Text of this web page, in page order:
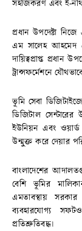
সহজিকরণ এবং ই-নথি
প্রধান উপদেষ্টা
এম সালেহ আহমেদ
দায়িত্বপ্রাপ্ত
ট্রান্সফর্মেশনে
ভূমি সেবা
ডিজিটাল সেন্টারের
ইউনিয়ন এবং
উন্মুক্ত করে দেয়ার
বাংলাদেশের
বেশি ভূমির
এমতাবস্থায়
ব্যবহারযোগ্য
প্রতিশ্রুতিবদ্ধ।